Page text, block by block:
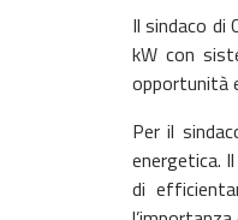
Il sindaco di
kW con
opportunità
Per il
energetica.
di